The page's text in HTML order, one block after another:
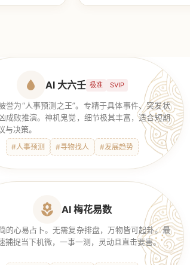
AI 大六壬 极准 SVIP
誉为“人事预测之王”。专精于具体事件、突发状
成败推演。神机鬼觉，细节极其丰富，适合短期
与决策。
#人事预测 #寻物找人 #发展趋势
AI 梅花易数
的心易占卜。无需复杂排盘，万物皆可起卦。最
捕捉当下机微，一事一测，灵动且直击要害。